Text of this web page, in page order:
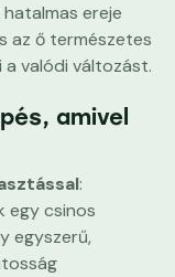
ereje
az ő természetes
valódi változást.
amivel
:
egy csinos
egyszerű,